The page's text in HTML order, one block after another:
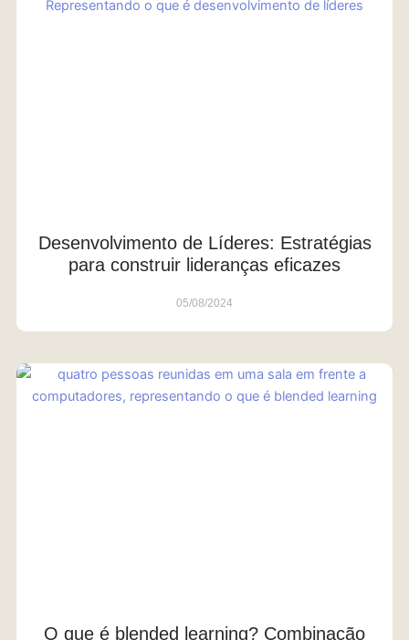
Desenvolvimento de Líderes: Estratégias
para construir lideranças eficazes
05/08/2024
O que é blended learning? Combinação